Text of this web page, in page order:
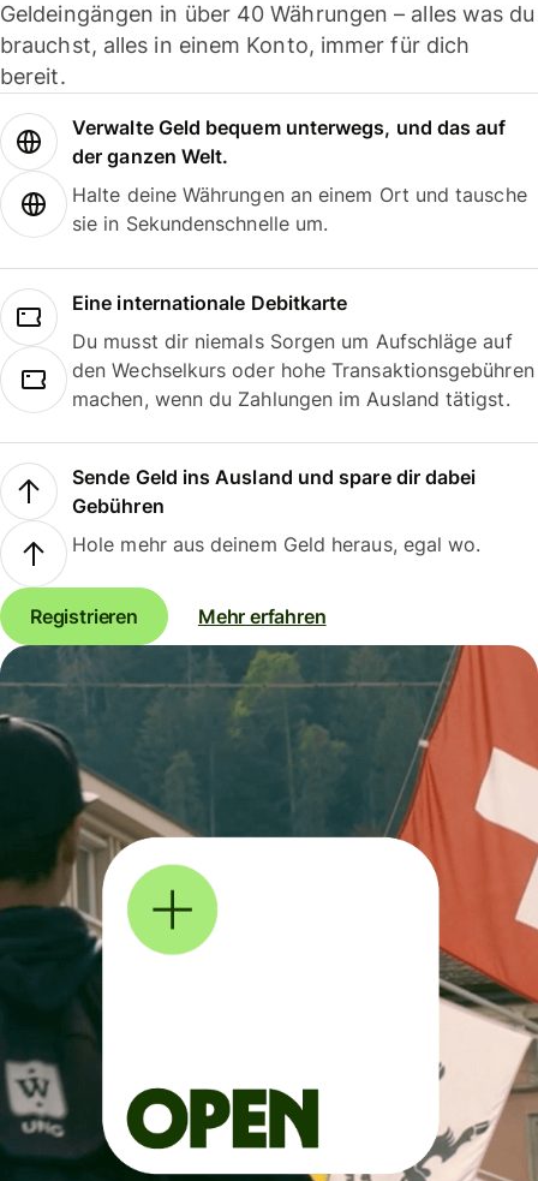
Geldeingängen in über 40 Währungen – alles was du
brauchst, alles in einem Konto, immer für dich
bereit.
Verwalte Geld bequem unterwegs, und das auf
der ganzen Welt.
Halte deine Währungen an einem Ort und tausche
sie in Sekundenschnelle um.
Eine internationale Debitkarte
Du musst dir niemals Sorgen um Aufschläge auf
den Wechselkurs oder hohe Transaktionsgebühren
machen, wenn du Zahlungen im Ausland tätigst.
Sende Geld ins Ausland und spare dir dabei
Gebühren
Hole mehr aus deinem Geld heraus, egal wo.
Registrieren Mehr erfahren